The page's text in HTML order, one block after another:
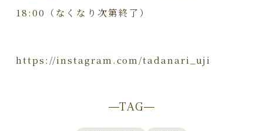
18:00（なくなり次第終了）
https://instagram.com/tadanari_uji
TAG